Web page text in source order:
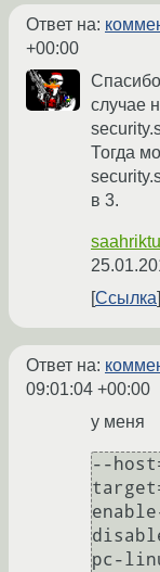
Ответ на:
+00:00
случае
Тогда
в 3.
saahriktu
Ссылка
Ответ на:
09:01:04 +00:00
у меня
--
pc-